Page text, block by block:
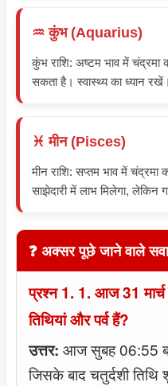
♒ कुंभ (Aquarius)
कुंभ राशि: अष्टम भाव में चंद्रमा
सकता है। स्वास्थ्य का ध्यान
♓ मीन (Pisces)
मीन राशि: सप्तम भाव में चंद्रमा
साझेदारी में लाभ मिलेगा,
❓ अक्सर पूछे जाने वाले
प्रश्न 1. 1. आज 31
तिथियां और पर्व हैं?
उत्तर: आज सुबह 06:55
जिसके बाद चतुर्दशी